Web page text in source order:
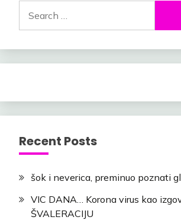
for:
Recent Posts
šok i neverica, preminuo poznati
VIC DANA… Korona virus kao
ŠVALERACIJU